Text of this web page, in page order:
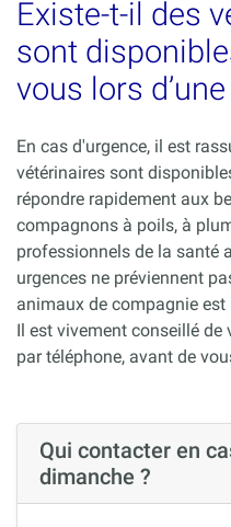
Existe-t-il des
sont
vous lors
En cas d'urgence, il est
vétérinaires sont
répondre rapidement aux
compagnons à poils, à
professionnels de la santé
urgences ne préviennent
animaux de compagnie
Il est vivement conseillé de
par téléphone, avant de
Qui contacter en
dimanche ?